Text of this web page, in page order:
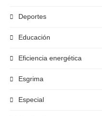
Deportes
Educación
Eficiencia energética
Esgrima
Especial